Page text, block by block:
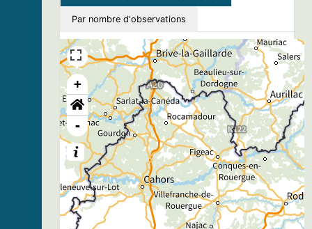
Par nombre d'observations
+
-